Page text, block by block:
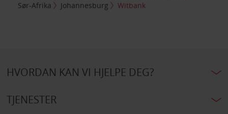
Sør-Afrika
Johannesburg Witbank
HVORDAN KAN VI HJELPE DEG?
TJENESTER